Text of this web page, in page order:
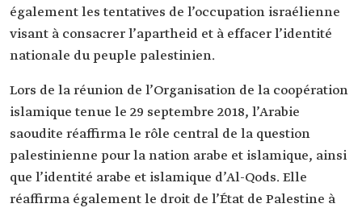
également les tentatives de l’occupation israélienne
visant à consacrer l’apartheid et à effacer l’identité
nationale du peuple palestinien.
Lors de la réunion de l’Organisation de la coopération
islamique tenue le 29 septembre 2018, l’Arabie
saoudite réaffirma le rôle central de la question
palestinienne pour la nation arabe et islamique, ainsi
que l’identité arabe et islamique d’Al-Qods. Elle
réaffirma également le droit de l’État de Palestine à